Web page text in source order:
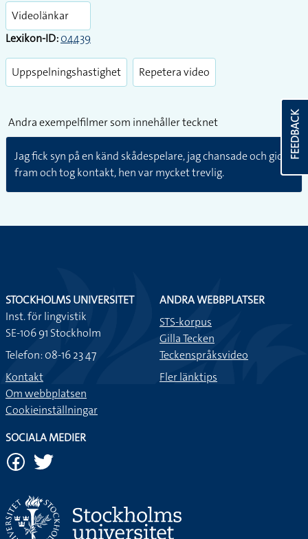
Videolänkar
Lexikon-ID:04439
Uppspelningshastighet Repetera video
Andra exempelfilmer som innehåller tecknet
Jag fick syn på en känd skådespelare, jag chansade och gick
fram och tog kontakt, hen var mycket trevlig.
FEEDBACK
STOCKHOLMS UNIVERSITET
Inst. för lingvistik
SE-106 91 Stockholm
Telefon: 08-16 23 47
Kontakt
Om webbplatsen
Cookieinställningar
ANDRA WEBBPLATSER
STS-korpus
Gilla Tecken
Teckenspråksvideo
Fler länktips
SOCIALA MEDIER